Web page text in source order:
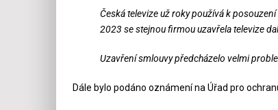
Česká televize už roky používá k
2023 se stejnou firmou uzavřela televize
Uzavření smlouvy předcházelo velmi
Dále bylo podáno oznámení na Úřad pro